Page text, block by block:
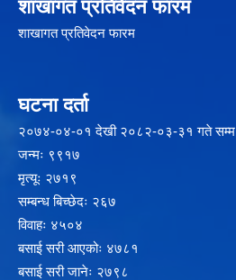
शाखागत प्रतिवेदन फारम
शाखागत प्रतिवेदन फारम
घटना दर्ता
२‍०७४-०४-०१ देखी २०८२-०३-३१ गते सम्म
जन्मः ९९१७
मृत्यूः २७१९
सम्बन्ध बिच्छेदः २६७
विवाहः ४५०४
बसाई सरी आएकोः ४७८१
बसाई सरी जानेः २७९८